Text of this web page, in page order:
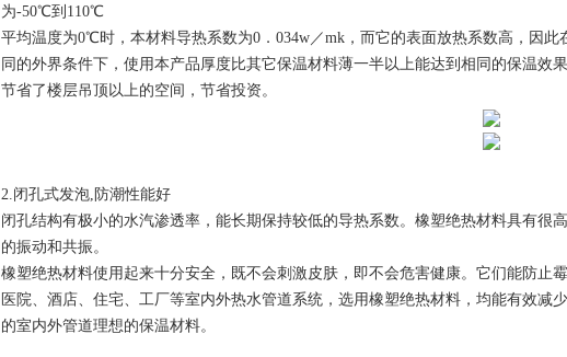
为-50℃到 110℃
平均温度为0℃时，本材料导热系数为0 ． 034w／mk ，而它的表面放热系数高，因此
同的外界条件下，使用本产品厚度比其它保温材料薄一半以上能达到相同的保温效
节省了楼层吊顶以上的空间，节省投资。
2.闭孔式发泡, 防潮性能好
闭孔结构有极小的水汽渗透率，能长期保持较低的导热系数。橡塑绝热材料具有很
的振动和共振。
橡塑绝热材料使用起来十分安全，既不会刺激皮肤，即不会危害健康。它们能防止
医院、酒店、住宅、工厂等室内外热水管道系统，选用橡塑绝热材料，均能有效减
的室内外管道理想的保温材料。